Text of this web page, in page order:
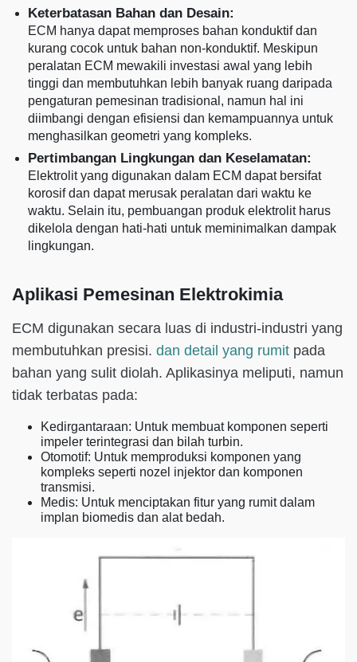
Keterbatasan Bahan dan Desain:
ECM hanya dapat memproses bahan konduktif dan
kurang cocok untuk bahan non-konduktif. Meskipun
peralatan ECM mewakili investasi awal yang lebih
tinggi dan membutuhkan lebih banyak ruang daripada
pengaturan pemesinan tradisional, namun hal ini
diimbangi dengan efisiensi dan kemampuannya untuk
menghasilkan geometri yang kompleks.
Pertimbangan Lingkungan dan Keselamatan:
Elektrolit yang digunakan dalam ECM dapat bersifat
korosif dan dapat merusak peralatan dari waktu ke
waktu. Selain itu, pembuangan produk elektrolit harus
dikelola dengan hati-hati untuk meminimalkan dampak
lingkungan.
Aplikasi Pemesinan Elektrokimia
ECM digunakan secara luas di industri-industri yang
membutuhkan presisi. dan detail yang rumit pada
bahan yang sulit diolah. Aplikasinya meliputi, namun
tidak terbatas pada:
Kedirgantaraan: Untuk membuat komponen seperti
impeler terintegrasi dan bilah turbin.
Otomotif: Untuk memproduksi komponen yang
kompleks seperti nozel injektor dan komponen
transmisi.
Medis: Untuk menciptakan fitur yang rumit dalam
implan biomedis dan alat bedah.